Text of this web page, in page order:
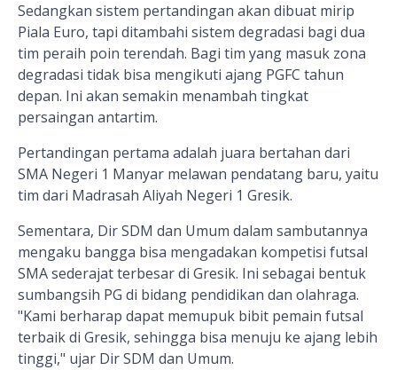
Sedangkan sistem pertandingan akan dibuat mirip
Piala Euro, tapi ditambahi sistem degradasi bagi dua
tim peraih poin terendah. Bagi tim yang masuk zona
degradasi tidak bisa mengikuti ajang PGFC tahun
depan. Ini akan semakin menambah tingkat
persaingan antartim.
Pertandingan pertama adalah juara bertahan dari
SMA Negeri 1 Manyar melawan pendatang baru, yaitu
tim dari Madrasah Aliyah Negeri 1 Gresik.
Sementara, Dir SDM dan Umum dalam sambutannya
mengaku bangga bisa mengadakan kompetisi futsal
SMA sederajat terbesar di Gresik. Ini sebagai bentuk
sumbangsih PG di bidang pendidikan dan olahraga.
"Kami berharap dapat memupuk bibit pemain futsal
terbaik di Gresik, sehingga bisa menuju ke ajang lebih
tinggi," ujar Dir SDM dan Umum.